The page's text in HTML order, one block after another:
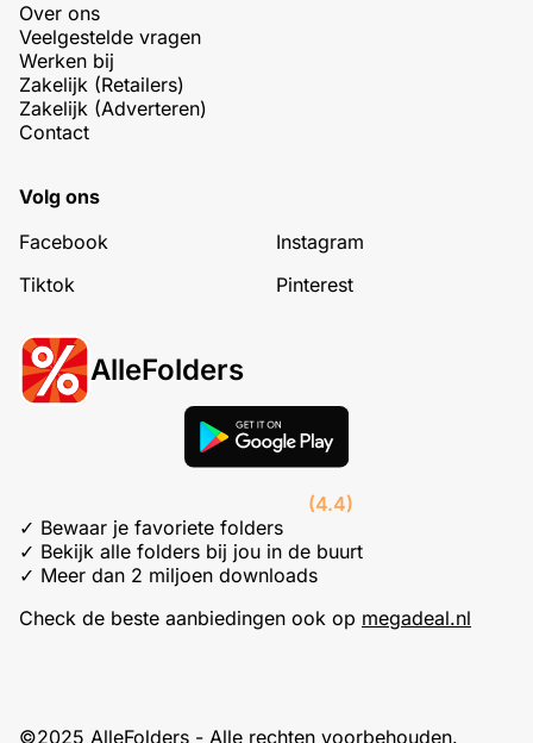
Over ons
Veelgestelde vragen
Werken bij
Zakelijk (Retailers)
Zakelijk (Adverteren)
Contact
Volg ons
Facebook
Instagram
Tiktok
Pinterest
AlleFolders
(4.4)
✓ Bewaar je favoriete folders
✓ Bekijk alle folders bij jou in de buurt
✓ Meer dan 2 miljoen downloads
Check de beste aanbiedingen ook op megadeal.nl
©2025 AlleFolders - Alle rechten voorbehouden.